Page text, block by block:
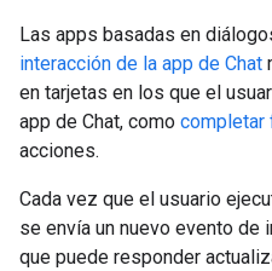
Las apps basadas en
interacción de la app de Chat
en tarjetas en los que el
app de Chat, como completar
acciones.
Cada vez que el usuario
se envía un nuevo evento de
que puede responder